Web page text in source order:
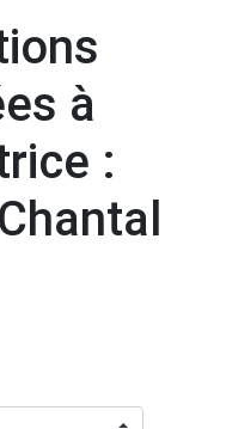
à
: